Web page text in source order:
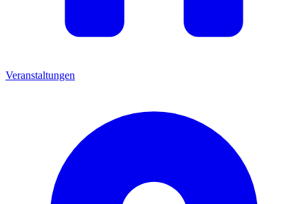
Veranstaltungen